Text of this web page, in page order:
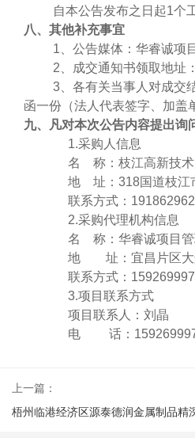
自本公告发布之日起1个
八、其他补充事宜
1、公告媒体：华睿诚项
2、成交通知书领取地址
3、各有关当事人对成交
函一份（法人代表签字、加盖
九、凡对本次公告内容提出询
1.采购人信息
名
称：枝江高新技
地
址： 318国道枝江
联系方式：
2.采购代理机构信息
名
称：华睿诚项目
地 址： 宜昌片区
联系方式：
3.项目联系方式
项目联系人：刘晶
电
话：
上一篇：